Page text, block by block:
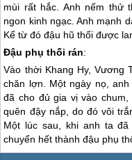
mùi rất hắc. Anh nếm thử
ngon kinh ngạc. Anh mạnh
Kể từ đó đậu hũ thối được
Đậu phụ thối rán:
Vào thời Khang Hy, Vương
chăn lợn. Một ngày nọ,
đã cho đủ gia vị vào
quên đậy nắp, do đó vôi
Một lúc sau, khi anh ta
chuyển hết thành đậu phụ